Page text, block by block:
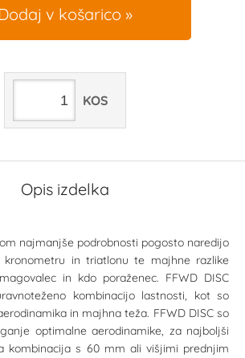
v košarico
KOS
Opis izdelka
najmanjše podrobnosti pogosto naredijo
kronometru in triatlonu te majhne razlike
in kdo poraženec. FFWD DISC
kombinacijo lastnosti, kot so
in majhna teža. FFWD DISC so
optimalne aerodinamike, za najboljši
kombinacija s 60 mm ali višjimi prednjim